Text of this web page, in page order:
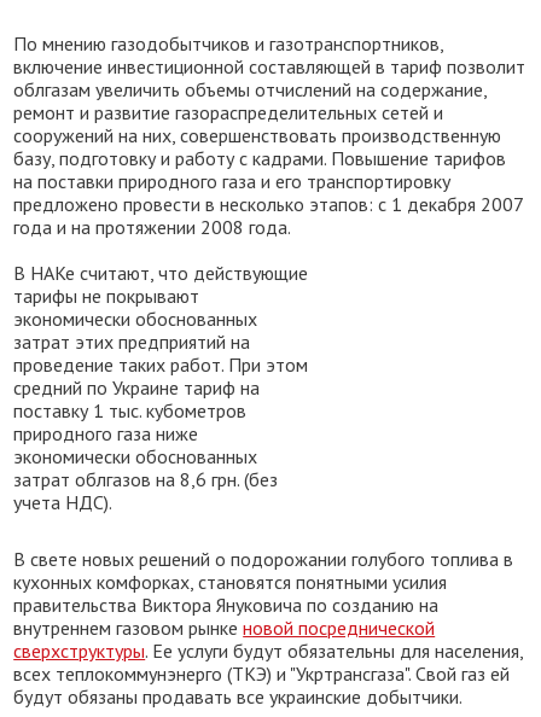
По мнению газодобытчиков и газотранспортников,
включение инвестиционной составляющей в тариф позволит
облгазам увеличить объемы отчислений на содержание,
ремонт и развитие газораспределительных сетей и
сооружений на них, совершенствовать производственную
базу, подготовку и работу с кадрами. Повышение тарифов
на поставки природного газа и его транспортировку
предложено провести в несколько этапов: с 1 декабря 2007
года и на протяжении 2008 года.
В НАКе считают, что действующие
тарифы не покрывают
экономически обоснованных
затрат этих предприятий на
проведение таких работ. При этом
средний по Украине тариф на
поставку 1 тыс. кубометров
природного газа ниже
экономически обоснованных
затрат облгазов на 8,6 грн. (без
учета НДС).
В свете новых решений о подорожании голубого топлива в
кухонных комфорках, становятся понятными усилия
правительства Виктора Януковича по созданию на
внутреннем газовом рынкеновой посреднической
сверхструктуры. Ее услуги будут обязательны для населения,
всех теплокоммунэнерго (ТКЭ) и "Укртрансгаза". Свой газ ей
будут обязаны продавать все украинские добытчики.